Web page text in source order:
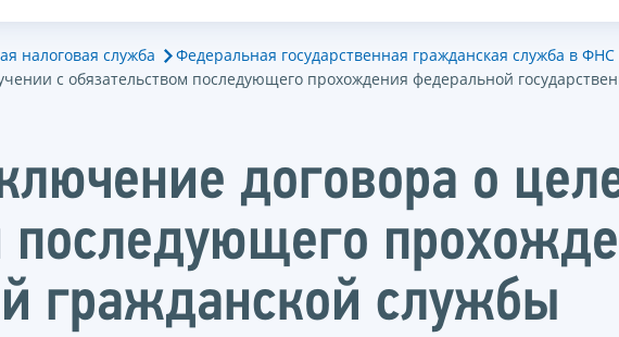
налоговая служба
Федеральная государственная гражданская служба в ФНС
с обязательством последующего прохождения федеральной
договора о
последующего
гражданской службы